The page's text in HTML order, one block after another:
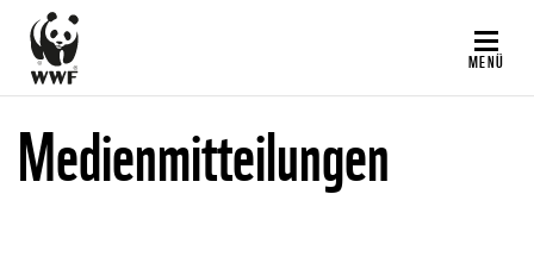
Direkt
zum
Inhalt
MENÜ
Medienmitteilungen